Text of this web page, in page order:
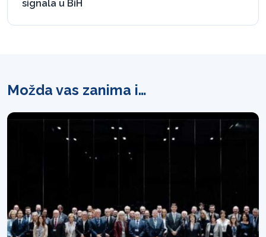
signala u BiH
Možda vas zanima i…